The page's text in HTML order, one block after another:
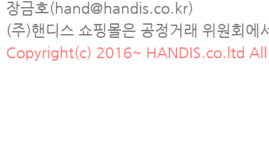
장금호(hand@handis.co.kr)
(주)핸디스 쇼핑몰은 공정거래 위원회
Copyright(c) 2016~ HANDIS.co.ltd